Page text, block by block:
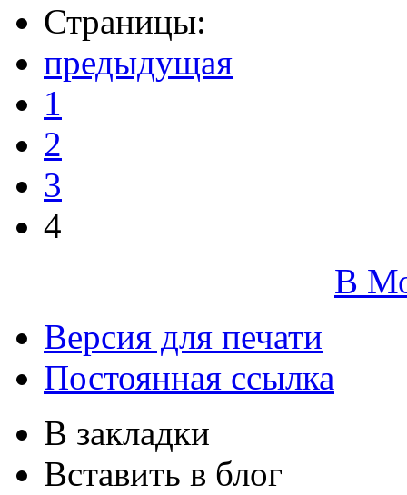
Страницы:
предыдущая
1
2
3
4
В
Версия для печати
Постоянная ссылка
В закладки
Вставить в блог